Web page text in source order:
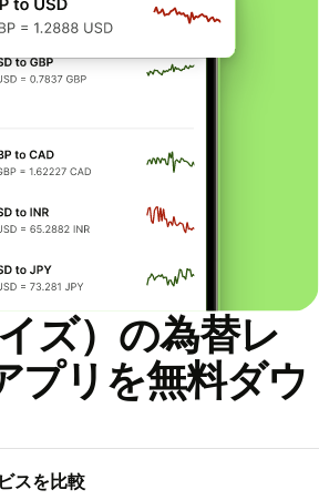
ズ）の為替レ
プリを無料ダウ
スを比較